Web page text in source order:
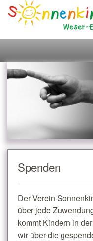
Spenden
Der Verein
über jede
kommt Kindern in
wir über die